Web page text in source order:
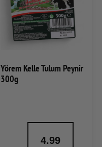
Yörem Kelle Tulum Peynir
300g
4.99